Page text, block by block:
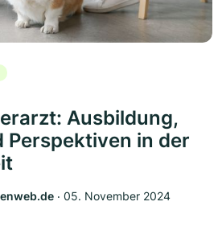
Ausbildung,
Perspektiven in der
‧ 05. November 2024